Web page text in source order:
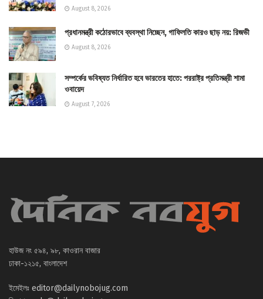
August 8, 2026
প্রধানমন্ত্রী কঠোরভাবে ব্যবস্থা নিচ্ছেন, গাফিলতি কারও ছাড় নয়: রিজভী
August 8, 2026
সম্পর্কের ভবিষ্যত নির্ধারিত হবে ভারতের হাতে: পররাষ্ট্র প্রতিমন্ত্রী শামা
ওবায়েদ
August 7, 2026
হাউজ নং ৫৯৪, ৯৮, কাওরান বাজার
ঢাকা-১২১৫, বাংলাদেশ
ইমেইলঃ editor@dailynobojug.com